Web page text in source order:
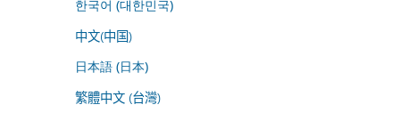
한국어 (대한민국)
中文(中国)
日本語 (日本)
繁體中文 (台灣)